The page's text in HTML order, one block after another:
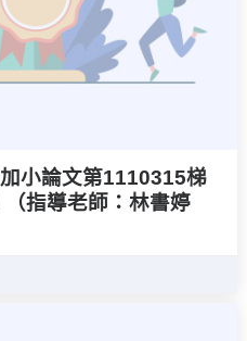
小論文第1110315梯
指導老師：林書婷